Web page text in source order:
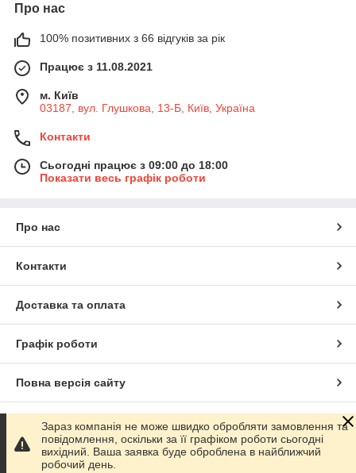
Про нас
100% позитивних з 66 відгуків за рік
Працює з 11.08.2021
м. Київ
03187, вул. Глушкова, 13-Б, Київ, Україна
Контакти
Сьогодні працює з 09:00 до 18:00
Показати весь графік роботи
Про нас
Контакти
Доставка та оплата
Графік роботи
Повна версія сайту
Сайт створено на маркетплейсі Prom.ua
Політика конфіденційності
Зараз компанія не може швидко обробляти замовлення та
повідомлення, оскільки за її графіком роботи сьогодні
вихідний. Ваша заявка буде оброблена в найближчий
робочий день.